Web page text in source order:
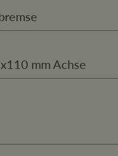
mm Achse